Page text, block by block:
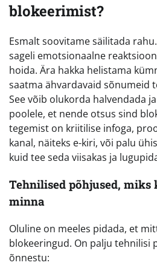
blokeerimist?
Esmalt soovitame säilitada
sageli emotsionaalne
hoida. Ära hakka helistama
saatma ähvardavaid sõnumeid
See võib olukorda halvendada
poolele, et nende otsus sind
tegemist on kriitilise infoga,
kanal, näiteks e-kiri, või palu
kuid tee seda viisakas ja
Tehnilised põhjused,
minna
Oluline on meeles pidada, et
blokeeringud. On palju tehnilisi
õnnestu: